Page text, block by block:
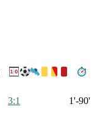
3:1 1'-90'